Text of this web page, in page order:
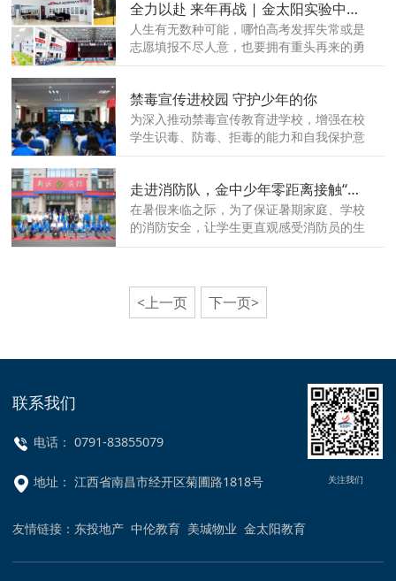
程产品。
全力以赴 来年再战 | 金太阳实验中学2022年复读班招生说明
人生有无数种可能，哪怕高考发挥失常或是
志愿填报不尽人意，也要拥有重头再来的勇
禁毒宣传进校园 守护少年的你
为深入推动禁毒宣传教育进学校，增强在校
学生识毒、防毒、拒毒的能力和自我保护意
赣江新区公安局，为学校初一年级一百余名
学子举办了一场禁毒宣讲活动。
走进消防队，金中少年零距离接触“火焰蓝”！
在暑假来临之际，为了保证暑期家庭、学校
的消防安全，让学生更直观感受消防员的生
面的“消防安全教育课”。
<上一页 下一页>
联系我们
电话： 0791-83855079
地址： 江西省南昌市经开区菊圃路1818号 关注我们
友情链接： 东投地产 中伦教育 美城物业 金太阳教育